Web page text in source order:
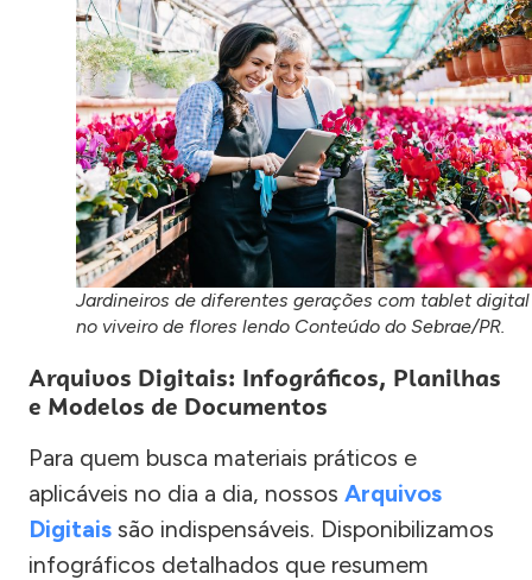
Jardineiros de diferentes gerações com tablet digital
no viveiro de flores lendo Conteúdo do Sebrae/PR.
Arquivos Digitais: Infográficos, Planilhas
e Modelos de Documentos
Para quem busca materiais práticos e
aplicáveis no dia a dia, nossos Arquivos
Digitais são indispensáveis. Disponibilizamos
infográficos detalhados que resumem